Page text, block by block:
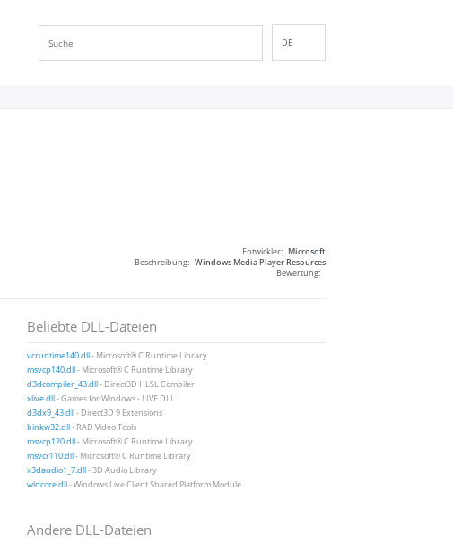
DE
NN
Entwickler: Microsoft
Beschreibung: Windows Media Player Resources
Bewertung:
Beliebte DLL-Dateien
vcruntime140.dll- Microsoft® C Runtime Library
msvcp140.dll- Microsoft® C Runtime Library
d3dcompiler_43.dll- Direct3D HLSL Compiler
xlive.dll- Games for Windows - LIVE DLL
d3dx9_43.dll- Direct3D 9 Extensions
binkw32.dll- RAD Video Tools
msvcp120.dll- Microsoft® C Runtime Library
msvcr110.dll- Microsoft® C Runtime Library
x3daudio1_7.dll- 3D Audio Library
wldcore.dll- Windows Live Client Shared Platform Module
Andere DLL-Dateien